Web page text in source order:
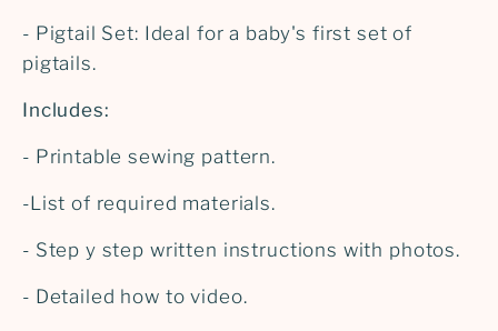
- Pigtail Set: Ideal for a baby's first set of
pigtails.
Includes:
- Printable sewing pattern.
-List of required materials.
- Step y step written instructions with photos.
- Detailed how to video.